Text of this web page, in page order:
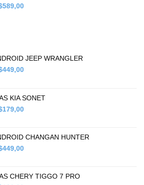
589,00Current
JEEP WRANGLER
449,00Current
$449,00.
KIA SONET
179,00Current
$179,00.
CHANGAN HUNTER
449,00Current
$449,00.
CHERY TIGGO 7 PRO